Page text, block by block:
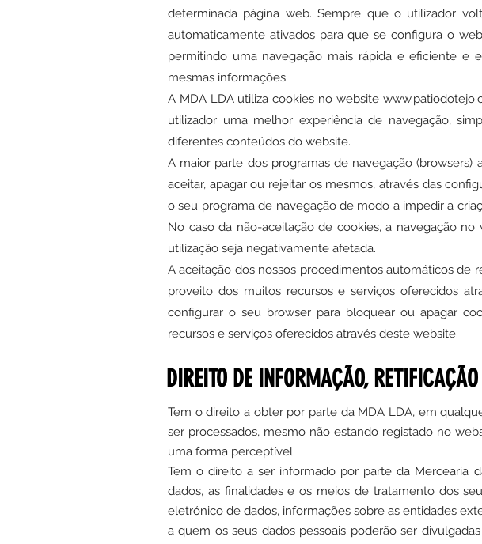
determinada página web. Sempre que o utilizador
automaticamente ativados para que se configura o
permitindo uma navegação mais rápida e eficiente e
mesmas informações.
A MDA LDAutiliza cookies no website
utilizador uma melhor experiência de navegação,
diferentes conteúdos do website.
A maior parte dos programas de navegação
aceitar, apagar ou rejeitar os mesmos, através das
o seu programa de navegação de modo a impedir a
No caso da não-aceitação de cookies, a navegação
utilização seja negativamente afetada.
A aceitação dos nossos procedimentos automáticos de
proveito dos muitos recursos e serviços oferecidos
configurar o seu browser para bloquear ou apagar
recursos e serviços oferecidos através deste website.
DIREITO DE INFORMAÇÃO,
Tem o direito a obter por parte da MDA LDA, em
ser processados, mesmo não estando registado no
uma forma perceptível.
Tem o direito a ser informado por parte da Mercearia
dados, as finalidades e os meios de tratamento dos
eletrónico de dados, informações sobre as entidades
a quem os seus dados pessoais poderão ser